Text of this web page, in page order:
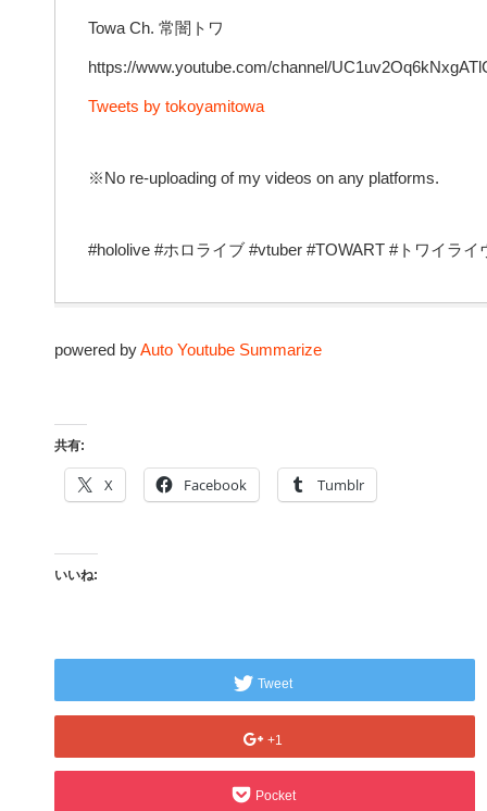
Towa Ch. 常闇トワ
https://www.youtube.com/channel/
Tweets by tokoyamitowa
※No re-uploading of my videos on any platforms.
#hololive #ホロライブ #vtuber #TOWART #トワイライ
powered byAuto Youtube Summarize
共有:
X Facebook Tumblr
いいね:
Tweet
+1
Pocket